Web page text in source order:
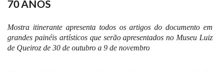
70 ANOS
Mostra itinerante apresenta todos os artigos do documento em
grandes painéis artísticos que serão apresentados no Museu Luiz
de Queiroz de 30 de outubro a 9 de novembro